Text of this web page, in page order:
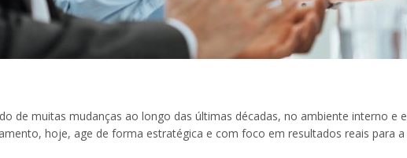
de muitas mudanças ao longo das últimas décadas, no ambiente interno e
hoje, age de forma estratégica e com foco em resultados reais para a